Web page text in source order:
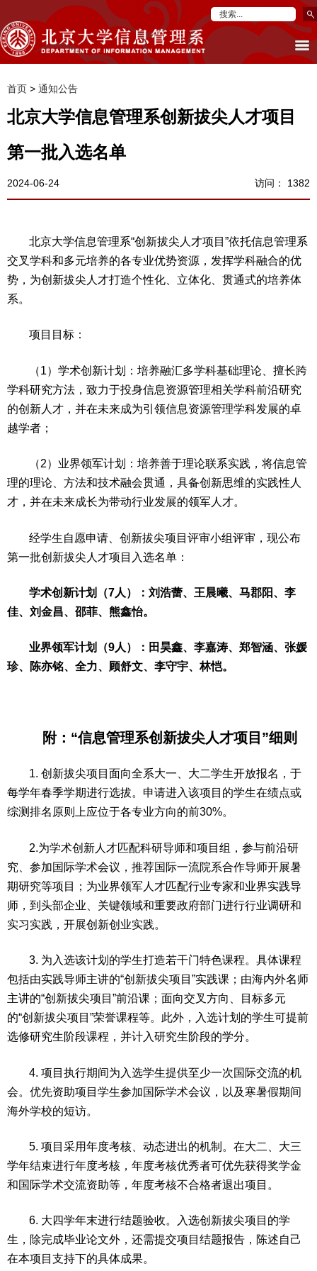
首页 > 通知公告
北京大学信息管理系创新拔尖人才项目
第一批入选名单
2024-06-24 访问： 1382
北京大学信息管理系“创新拔尖人才项目”依托信息管理系
交叉学科和多元培养的各专业优势资源，发挥学科融合的优
势，为创新拔尖人才打造个性化、立体化、贯通式的培养体
系。
项目目标：
（1）学术创新计划：培养融汇多学科基础理论、擅长跨
学科研究方法，致力于投身信息资源管理相关学科前沿研究
的创新人才，并在未来成为引领信息资源管理学科发展的卓
越学者；
（2）业界领军计划：培养善于理论联系实践，将信息管
理的理论、方法和技术融会贯通，具备创新思维的实践性人
才，并在未来成长为带动行业发展的领军人才。
经学生自愿申请、创新拔尖项目评审小组评审，现公布
第一批创新拔尖人才项目入选名单：
学术创新计划（7人）：刘浩蕾、王晨曦、马郡阳、李
佳、刘金昌、邵菲、熊鑫怡。
业界领军计划（9人）：田昊鑫、李嘉涛、郑智涵、张媛
珍、陈亦铭、全力、顾舒文、李守宇、林恺。
附：“信息管理系创新拔尖人才项目”细则
1. 创新拔尖项目面向全系大一、大二学生开放报名，于
每学年春季学期进行选拔。申请进入该项目的学生在绩点或
综测排名原则上应位于各专业方向的前30%。
2.为学术创新人才匹配科研导师和项目组，参与前沿研
究、参加国际学术会议，推荐国际一流院系合作导师开展暑
期研究等项目；为业界领军人才匹配行业专家和业界实践导
师，到头部企业、关键领域和重要政府部门进行行业调研和
实习实践，开展创新创业实践。
3. 为入选该计划的学生打造若干门特色课程。具体课程
包括由实践导师主讲的“创新拔尖项目”实践课；由海内外名师
主讲的“创新拔尖项目”前沿课；面向交叉方向、目标多元
的“创新拔尖项目”荣誉课程等。此外，入选计划的学生可提前
选修研究生阶段课程，并计入研究生阶段的学分。
4. 项目执行期间为入选学生提供至少一次国际交流的机
会。优先资助项目学生参加国际学术会议，以及寒暑假期间
海外学校的短访。
5. 项目采用年度考核、动态进出的机制。在大二、大三
学年结束进行年度考核，年度考核优秀者可优先获得奖学金
和国际学术交流资助等，年度考核不合格者退出项目。
6. 大四学年末进行结题验收。入选创新拔尖项目的学
生，除完成毕业论文外，还需提交项目结题报告，陈述自己
在本项目支持下的具体成果。